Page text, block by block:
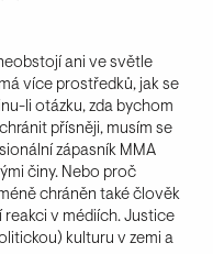
ani ve světle
více prostředků, jak se
li otázku, zda bychom
přísněji, musím se
zápasník MMA
činy. Nebo proč
chráněn také člověk
reakci v médiích. Justice
kulturu v zemi a